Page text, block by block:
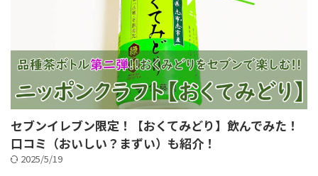
セブンイレブン限定！【おくてみどり】飲んでみた！
口コミ（おいしい？まずい）も紹介！
2025/5/19